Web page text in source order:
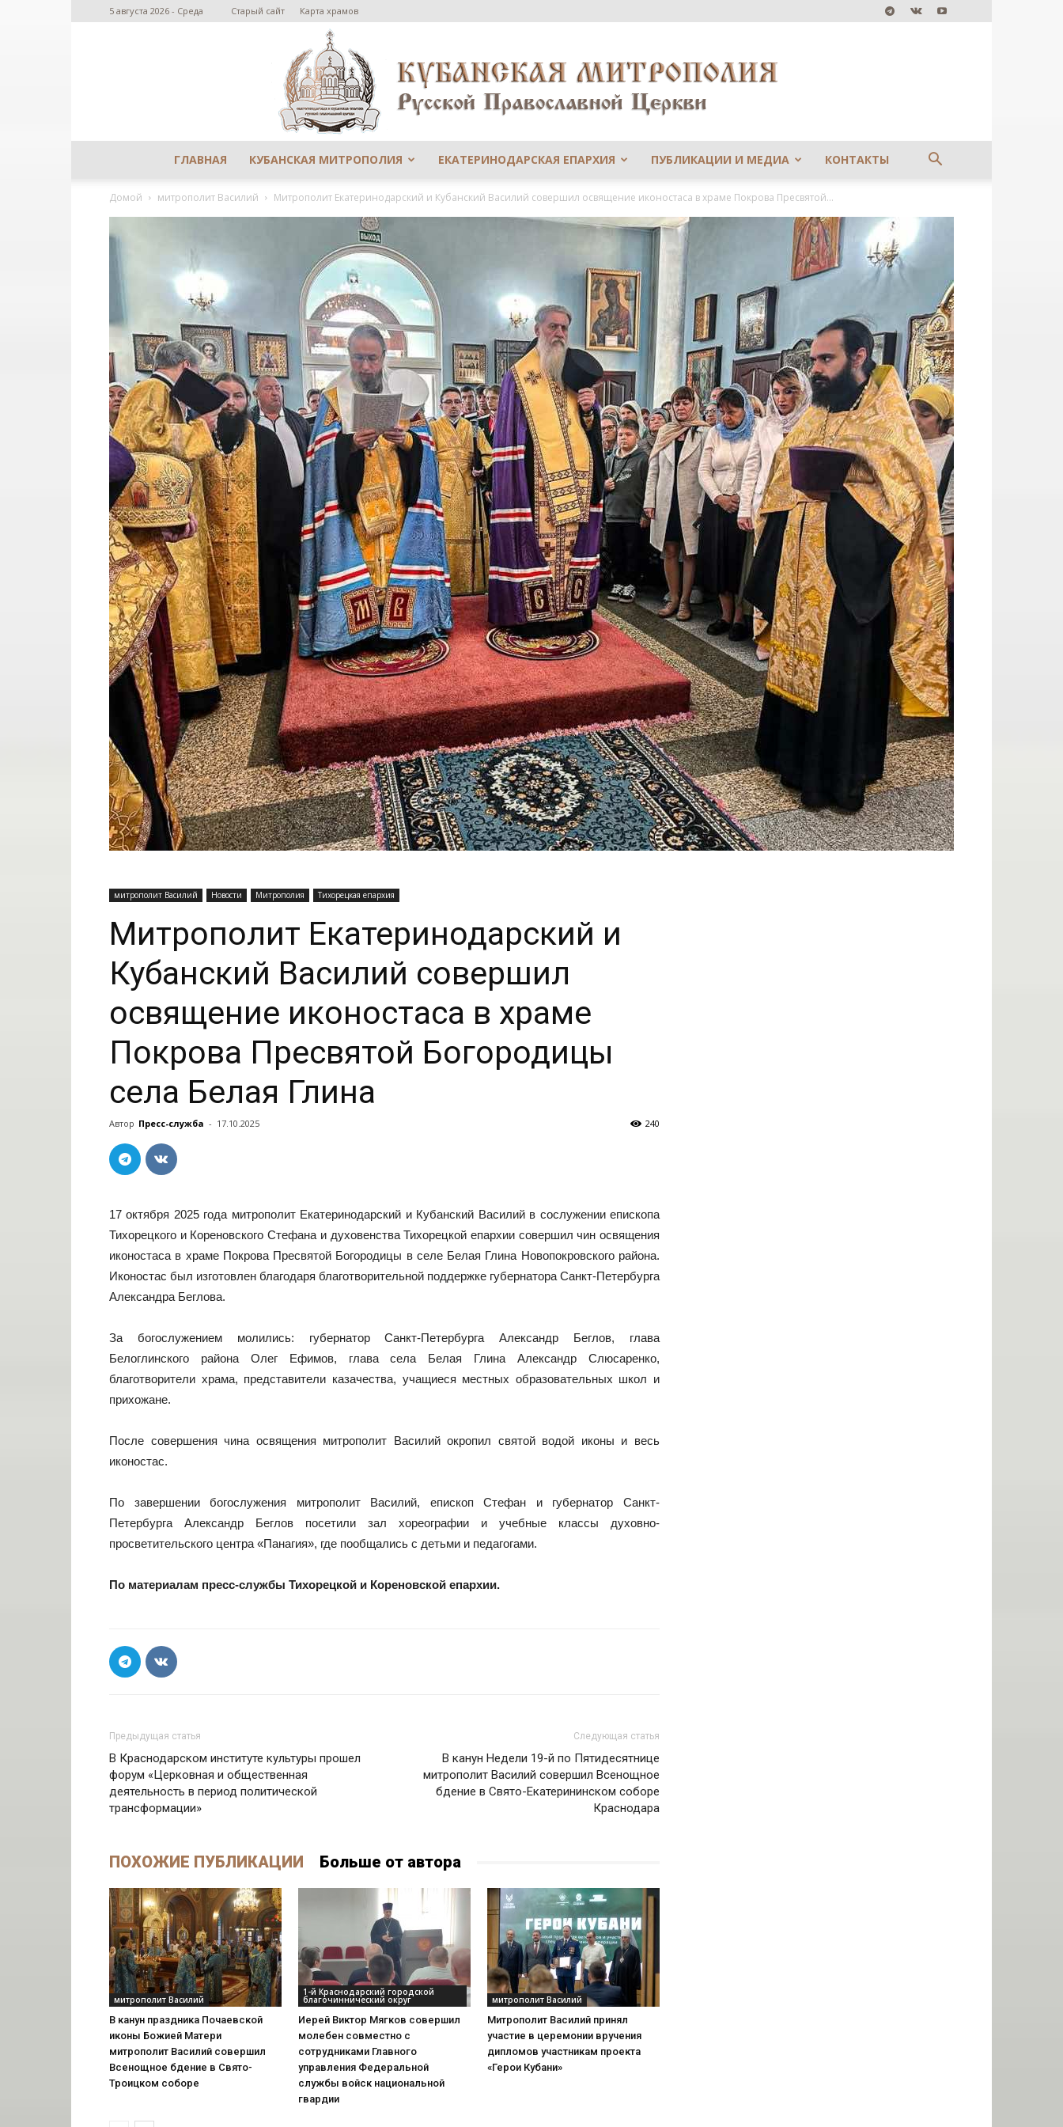
5 августа 2026 - Среда Старый сайт Карта храмов
Екатеринодарской
Кубанской
епархии
ГЛАВНАЯ КУБАНСКАЯ МИТРОПОЛИЯ ЕКАТЕРИНОДАРСКАЯ ЕПАРХИЯ ПУБЛИКАЦИИ И МЕДИА КОНТАКТЫ
Домой митрополит Василий Митрополит Екатеринодарский и Кубанский Василий совершил освящение иконостаса в храме Покрова Пресвятой...
митрополит Василий Новости Митрополия Тихорецкая епархия
Митрополит Екатеринодарский и
Кубанский Василий совершил
освящение иконостаса в храме
Покрова Пресвятой Богородицы
села Белая Глина
Автор Пресс-служба - 17.10.2025 240
17 октября 2025 года митрополит Екатеринодарский и Кубанский Василий в сослужении епископа
Тихорецкого и Кореновского Стефана и духовенства Тихорецкой епархии совершил чин освящения
иконостаса в храме Покрова Пресвятой Богородицы в селе Белая Глина Новопокровского района.
Иконостас был изготовлен благодаря благотворительной поддержке губернатора Санкт-Петербурга
Александра Беглова.
За богослужением молились: губернатор Санкт-Петербурга Александр Беглов, глава
Белоглинского района Олег Ефимов, глава села Белая Глина Александр Слюсаренко,
благотворители храма, представители казачества, учащиеся местных образовательных школ и
прихожане.
После совершения чина освящения митрополит Василий окропил святой водой иконы и весь
иконостас.
По завершении богослужения митрополит Василий, епископ Стефан и губернатор Санкт-
Петербурга Александр Беглов посетили зал хореографии и учебные классы духовно-
просветительского центра «Панагия», где пообщались с детьми и педагогами.
По материалам пресс-службы Тихорецкой и Кореновской епархии.
Предыдущая статья
В Краснодарском институте культуры прошел
форум «Церковная и общественная
деятельность в период политической
трансформации»
Следующая статья
В канун Недели 19-й по Пятидесятнице
митрополит Василий совершил Всенощное
бдение в Свято-Екатерининском соборе
Краснодара
ПОХОЖИЕ ПУБЛИКАЦИИ Больше от автора
митрополит Василий
В канун праздника Почаевской
иконы Божией Матери
митрополит Василий совершил
Всенощное бдение в Свято-
Троицком соборе
1-й Краснодарский городской
благочиннический округ
Иерей Виктор Мягков совершил
молебен совместно с
сотрудниками Главного
управления Федеральной
службы войск национальной
гвардии
митрополит Василий
Митрополит Василий принял
участие в церемонии вручения
дипломов участникам проекта
«Герои Кубани»